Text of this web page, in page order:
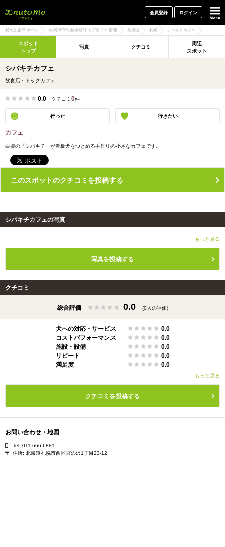
会員登録 ログイン
愛犬と旅行 ホーム 犬 同伴OKの飲食店/ドッグカフェ 情報 北海道 札幌 シバキチカフェ
スポット
トップ
写真 クチコミ
周辺
スポット
シバキチカフェ
飲食店・ドッグカフェ
0.0 クチコミ 0件
行った 行きたい
カフェ
白柴の「シバキチ」が看板犬をつとめる手作りの小さなカフェです。
このスポットのクチコミを投稿する
シバキチカフェの写真
もっと見る
写真を投稿する
クチコミ
総合評価 0.0 (0人の評価)
犬への対応・サービス
0.0
コストパフォーマンス
0.0
施設・設備
0.0
リピート
0.0
満足度
0.0
もっと見る
クチコミを投稿する
お問い合わせ・地図
Tel: 011-666-6881
住所: 北海道札幌市西区宮の沢1丁目23-12